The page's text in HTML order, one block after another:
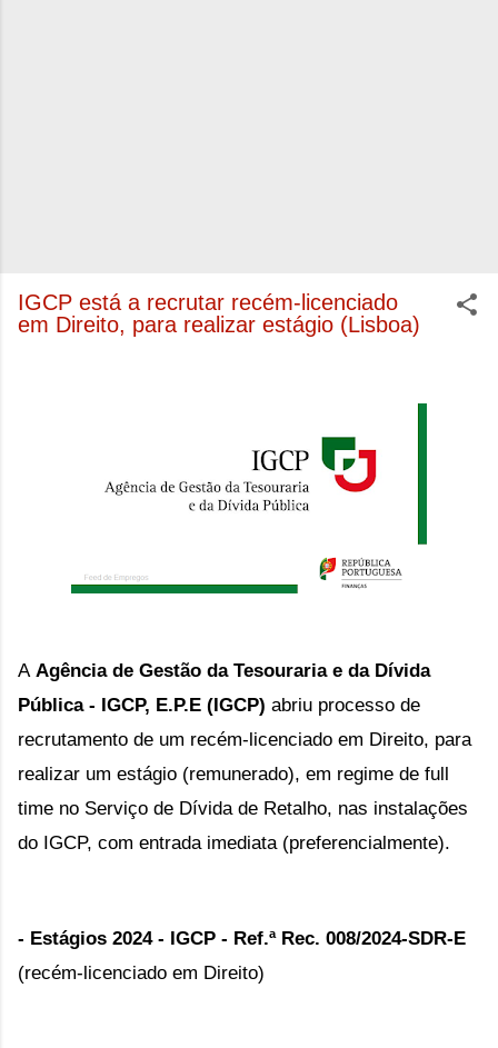
IGCP está a recrutar recém-licenciado
em Direito, para realizar estágio (Lisboa)
A Agência de Gestão da Tesouraria e da Dívida
Pública - IGCP, E.P.E (IGCP) abriu processo de
recrutamento de um recém-licenciado em Direito, para
realizar um estágio (remunerado), em regime de full
time no Serviço de Dívida de Retalho, nas instalações
do IGCP, com entrada imediata (preferencialmente).
- Estágios 2024 - IGCP - Ref.ª Rec. 008/2024-SDR-E
(recém-licenciado em Direito)